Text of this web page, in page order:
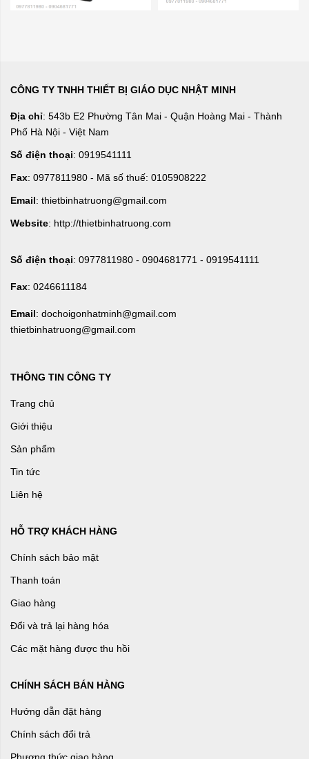
CÔNG TY TNHH THIẾT BỊ GIÁO DỤC NHẬT MINH
Địa chỉ: 543b E2 Phường Tân Mai - Quận Hoàng Mai - Thành
Phố Hà Nội - Việt Nam
Số điện thoại: 0919541111
Fax: 0977811980 - Mã số thuế: 0105908222
Email: thietbinhatruong@gmail.com
Website: http://thietbinhatruong.com
Số điện thoại: 0977811980 - 0904681771 - 0919541111
Fax: 0246611184
Email: dochoigonhatminh@gmail.com
thietbinhatruong@gmail.com
THÔNG TIN CÔNG TY
Trang chủ
Giới thiệu
Sản phẩm
Tin tức
Liên hệ
HỖ TRỢ KHÁCH HÀNG
Chính sách bảo mật
Thanh toán
Giao hàng
Đổi và trả lại hàng hóa
Các mặt hàng được thu hồi
CHÍNH SÁCH BÁN HÀNG
Hướng dẫn đặt hàng
Chính sách đổi trả